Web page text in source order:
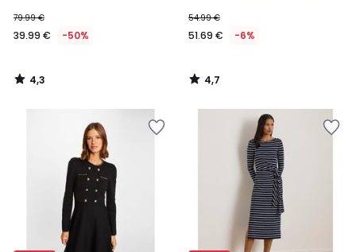
79.99 €
39.99 € -50%
4,3
/
54.99 €
51.69 € -6%
4,7
/